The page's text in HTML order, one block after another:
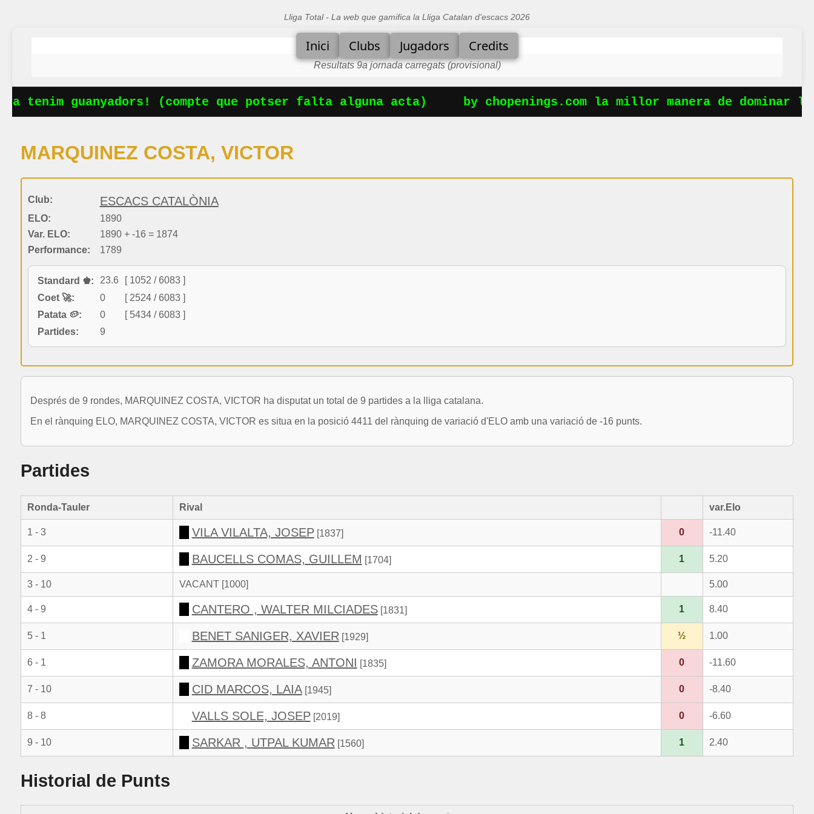
Lliga Total - La web que gamifica la Lliga Catalan d'escacs 2026
Inici Clubs Jugadors Credits
Resultats 9a jornada carregats (provisional)
tenim guanyadors! (compte que potser falta alguna acta) by chopenings.com la millor manera de dominar
MARQUINEZ COSTA, VICTOR
Club: ESCACS CATALÒNIA
ELO:
1890
Var. ELO:
1890 + -16 = 1874
Performance:
1789
Standard ♚: 23.6
[ 1052 / 6083 ]
Coet 🚀:
0
[ 2524 / 6083 ]
Patata 🥔:
0
[ 5434 / 6083 ]
Partides:
9
Després de 9 rondes, MARQUINEZ COSTA, VICTOR ha disputat un total de 9 partides a la lliga catalana.
En el rànquing ELO, MARQUINEZ COSTA, VICTOR es situa en la posició 4411 del rànquing de variació d'ELO amb una variació de -16 punts.
Partides
Ronda-Tauler Rival var.Elo
1 - 3 VILA VILALTA, JOSEP[1837] 0 -11.40
2 - 9 BAUCELLS COMAS, GUILLEM [1704] 1 5.20
3 - 10 VACANT [1000] 5.00
4 - 9 CANTERO , WALTER MILCIADES[1831] 1 8.40
5 - 1 BENET SANIGER, XAVIER [1929] ½ 1.00
6 - 1 ZAMORA MORALES, ANTONI [1835] 0 -11.60
7 - 10 CID MARCOS, LAIA[1945] 0 -8.40
8 - 8 VALLS SOLE, JOSEP[2019] 0 -6.60
9 - 10 SARKAR , UTPAL KUMAR [1560] 1 2.40
Historial de Punts